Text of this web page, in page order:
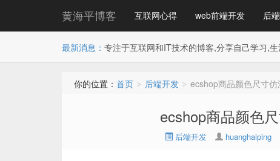
黄海平博客 互联网心得 web前端开发 后
最新消息： 专注于互联网和IT技术的博客,分享自己学习,
你的位置： 首页 > 后端开发 > ecshop商品颜色尺寸
ecshop商品颜色
后端开发 huanghaiping